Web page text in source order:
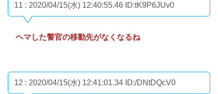
11 : 2020/04/15(水) 12:40:55.46 ID:tK9P6JUv0
ヘマした警官の移動先がなくなるね
12 : 2020/04/15(水) 12:41:01.34 ID:/DNtDQcV0